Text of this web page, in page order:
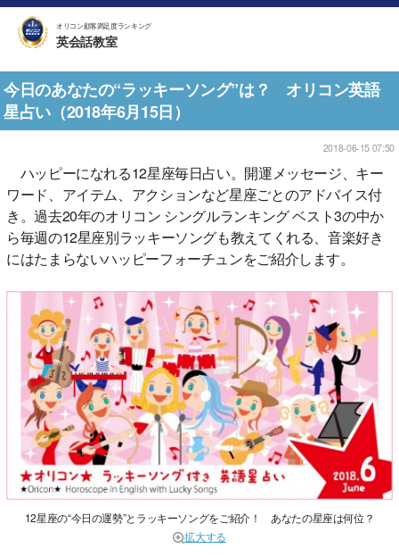
オリコン顧客満足度ランキング
英会話教室
今日のあなたの“ラッキーソング”は？ オリコン英語
星占い（2018年6月15日）
2018-06-15 07:50
ハッピーになれる12星座毎日占い。開運メッセージ、キー
ワード、アイテム、アクションなど星座ごとのアドバイス付
き。過去20年のオリコン シングルランキング ベスト3の中か
ら毎週の12星座別ラッキーソングも教えてくれる、音楽好き
にはたまらないハッピーフォーチュンをご紹介します。
12星座の“今日の運勢”とラッキーソングをご紹介！ あなたの星座は何位？
拡大する